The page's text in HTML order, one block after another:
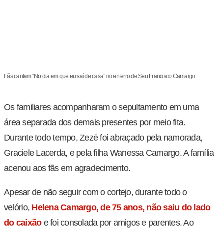
Fãs cantam “No dia em que eu saí de casa” no enterro de Seu Francisco Camargo
Os familiares acompanharam o sepultamento em uma
área separada dos demais presentes por meio fita.
Durante todo tempo, Zezé foi abraçado pela namorada,
Graciele Lacerda, e pela filha Wanessa Camargo. A família
acenou aos fãs em agradecimento.
Apesar de não seguir com o cortejo, durante todo o
velório, Helena Camargo, de 75 anos, não saiu do lado
do caixãoe foi consolada por amigos e parentes. Ao